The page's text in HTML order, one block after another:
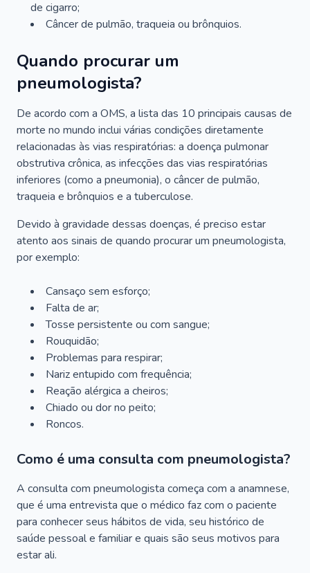
de cigarro;
Câncer de pulmão, traqueia ou brônquios.
Quando procurar um
pneumologista?
De acordo com a OMS, a lista das 10 principais causas de
morte no mundo inclui várias condições diretamente
relacionadas às vias respiratórias: a doença pulmonar
obstrutiva crônica, as infecções das vias respiratórias
inferiores (como a pneumonia), o câncer de pulmão,
traqueia e brônquios e a tuberculose.
Devido à gravidade dessas doenças, é preciso estar
atento aos sinais de quando procurar um pneumologista,
por exemplo:
Cansaço sem esforço;
Falta de ar;
Tosse persistente ou com sangue;
Rouquidão;
Problemas para respirar;
Nariz entupido com frequência;
Reação alérgica a cheiros;
Chiado ou dor no peito;
Roncos.
Como é uma consulta com pneumologista?
A consulta com pneumologista começa com a anamnese,
que é uma entrevista que o médico faz com o paciente
para conhecer seus hábitos de vida, seu histórico de
saúde pessoal e familiar e quais são seus motivos para
estar ali.